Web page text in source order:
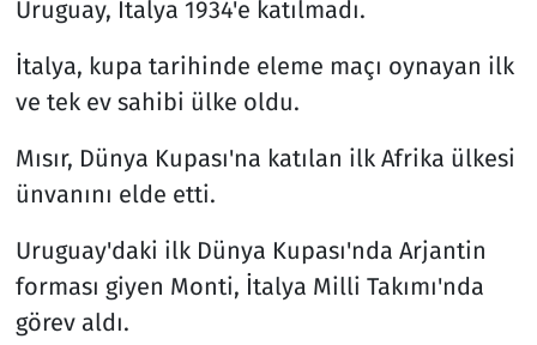
Uruguay, İtalya 1934'e katılmadı.
İtalya, kupa tarihinde eleme maçı oynayan ilk
ve tek ev sahibi ülke oldu.
Mısır, Dünya Kupası'na katılan ilk Afrika ülkesi
ünvanını elde etti.
Uruguay'daki ilk Dünya Kupası'nda Arjantin
forması giyen Monti, İtalya Milli Takımı'nda
görev aldı.